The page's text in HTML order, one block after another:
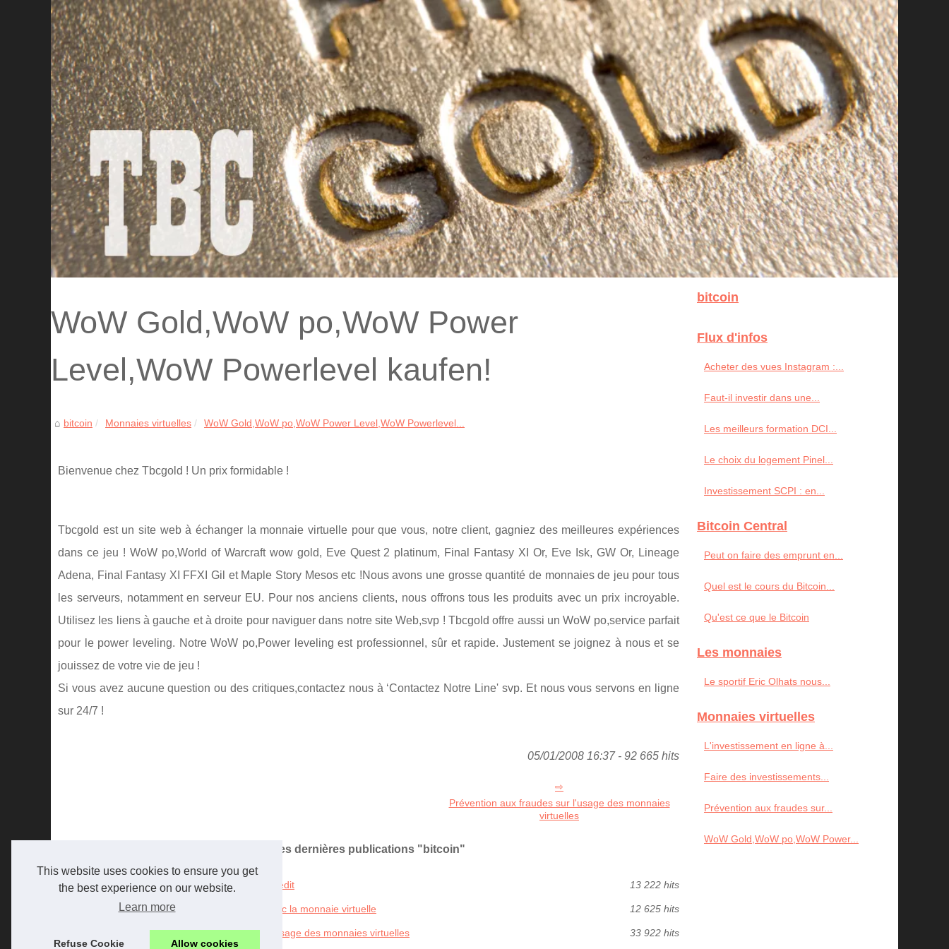
This website uses cookies to ensure you get
the best experience on our website.
Learn more
Refuse Cookie Allow cookies
WoW Gold,WoW po,WoW Power
Level,WoW Powerlevel kaufen!
bitcoin Monnaies virtuelles WoW Gold,WoW po,WoW Power Level,WoW Powerlevel...
Bienvenue chez Tbcgold ! Un prix formidable !
Tbcgold est un site web à échanger la monnaie virtuelle pour que vous, notre client, gagniez des meilleures expériences
dans ce jeu ! WoW po,World of Warcraft wow gold, Eve Quest 2 platinum, Final Fantasy XI Or, Eve Isk, GW Or, Lineage
Adena, Final Fantasy XI FFXI Gil et Maple Story Mesos etc !Nous avons une grosse quantité de monnaies de jeu pour tous
les serveurs, notamment en serveur EU. Pour nos anciens clients, nous offrons tous les produits avec un prix incroyable.
Utilisez les liens à gauche et à droite pour naviguer dans notre site Web,svp ! Tbcgold offre aussi un WoW po,service parfait
pour le power leveling. Notre WoW po,Power leveling est professionnel, sûr et rapide. Justement se joignez à nous et se
jouissez de votre vie de jeu !
Si vous avez aucune question ou des critiques,contactez nous à ‘Contactez Notre Line' svp. Et nous vous servons en ligne
sur 24/7 !
05/01/2008 16:37 - 92 665 hits
Prévention aux fraudes sur l'usage des monnaies
virtuelles
Les dernières publications "bitcoin"
14/3/2016 L'investissement en ligne à crédit 13 222 hits
16/12/2015 Faire des investissements avec la monnaie virtuelle 12 625 hits
Prévention aux fraudes sur l'usage des monnaies virtuelles 33 922 hits
bitcoin
Flux d'infos
Acheter des vues Instagram :...
Faut-il investir dans une...
Les meilleurs formation DCI...
Le choix du logement Pinel...
Investissement SCPI : en...
Bitcoin Central
Peut on faire des emprunt en...
Quel est le cours du Bitcoin...
Qu'est ce que le Bitcoin
Les monnaies
Le sportif Eric Olhats nous...
Monnaies virtuelles
L'investissement en ligne à...
Faire des investissements...
Prévention aux fraudes sur...
WoW Gold,WoW po,WoW Power...